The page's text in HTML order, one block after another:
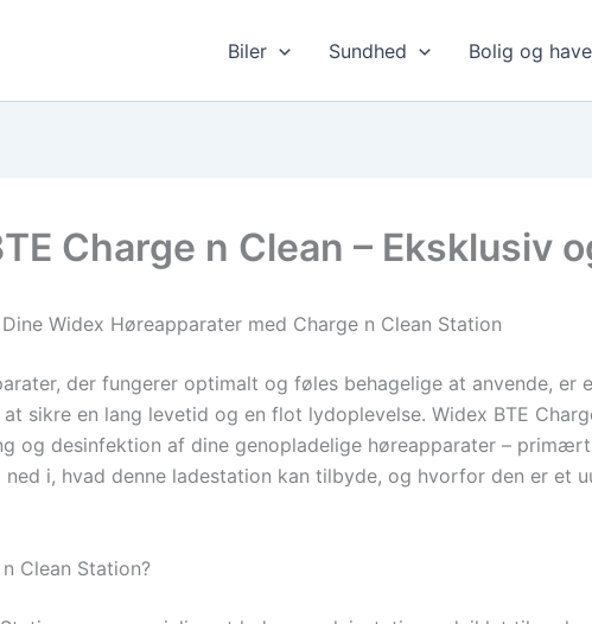
Biler Sundhed Bolig og have
Charge n Clean – Eksklusiv
Widex Høreapparater med Charge n Clean Station
der fungerer optimalt og føles behagelige at anvende,
sikre en lang levetid og en flot lydoplevelse. Widex BTE
og desinfektion af dine genopladelige høreapparater –
i, hvad denne ladestation kan tilbyde, og hvorfor den er
Clean Station?